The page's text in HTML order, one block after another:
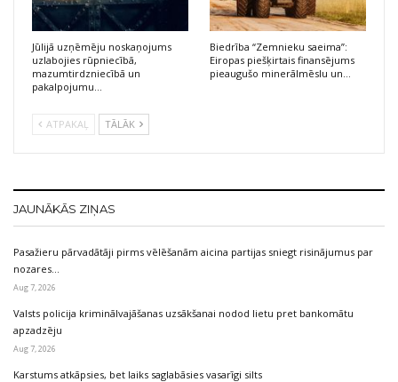
Jūlijā uzņēmēju noskaņojums
uzlabojies rūpniecībā,
mazumtirdzniecībā un
pakalpojumu…
Biedrība “Zemnieku saeima”:
Eiropas piešķirtais finansējums
pieaugušo minerālmēslu un…
ATPAKAĻ TĀLĀK
JAUNĀKĀS ZIŅAS
Pasažieru pārvadātāji pirms vēlēšanām aicina partijas sniegt risinājumus par
nozares…
Aug 7, 2026
Valsts policija kriminālvajāšanas uzsākšanai nodod lietu pret bankomātu
apzadzēju
Aug 7, 2026
Karstums atkāpsies, bet laiks saglabāsies vasarīgi silts